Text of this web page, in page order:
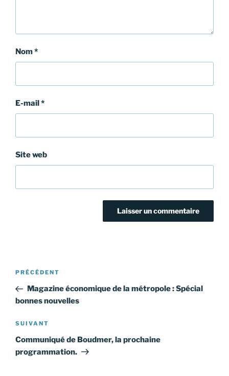
Nom*
E-mail*
Site web
Navigation
l’article
Article
précédent
PRÉCÉDENT
Magazine économique de la métropole : Spécial
bonnes nouvelles
Article
suivant
SUIVANT
Communiqué de Boudmer, la prochaine
programmation.